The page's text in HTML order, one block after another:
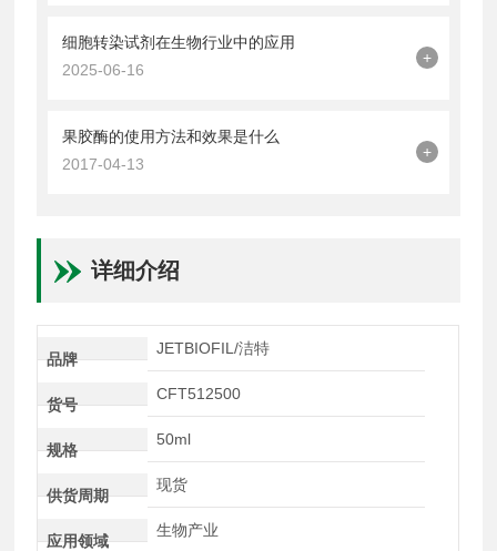
细胞转染试剂在生物行业中的应用
2025-06-16
+
果胶酶的使用方法和效果是什么
2017-04-13
+
详细介绍
品牌
JETBIOFIL/洁特
货号
CFT512500
规格
50ml
供货周期
现货
应用领域
生物产业